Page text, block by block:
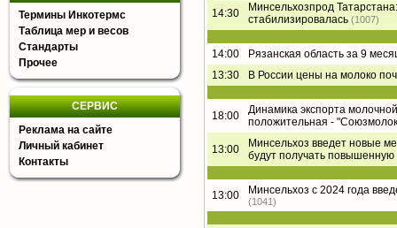
Термины Инкотермс
Таблица мер и весов
Стандарты
Прочее
СЕРВИС
Реклама на сайте
Личный кабинет
Контакты
14:30
Минсельхозпрод
стабилизировалась (1007)
14:00
Рязанская область за 9
13:30
В России цены на молоко
18:00
Динамика экспорта
положительная -
13:00
Минсельхоз введет новые
будут получать
13:00 Минсельхоз с 2024 года
(1041)